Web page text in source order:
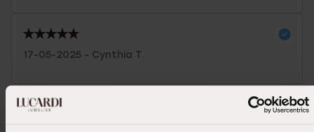
17-05-2025 - Cynthia T.